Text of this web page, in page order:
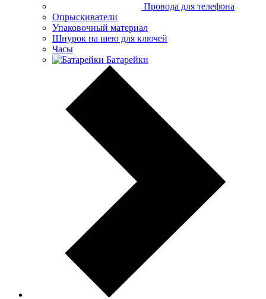
Провода для телефона
Опрыскиватели
Упаковочный материал
Шнурок на шею для ключей
Часы
Батарейки